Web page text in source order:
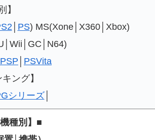
】
PS) MS(Xone│X360│Xbox)
PSP
PSVita
ング】
シリーズ│
種別】■